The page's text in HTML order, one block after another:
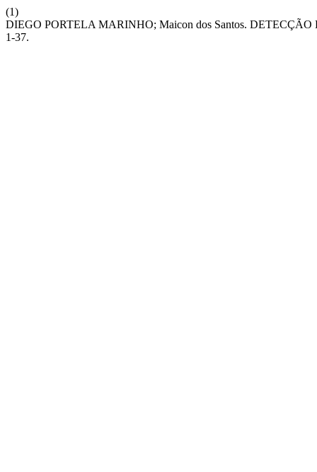
(1)
DIEGO PORTELA MARINHO; Maicon dos Santos.
1-37.